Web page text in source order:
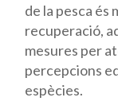
de la pesca és
recuperació,
mesures per
percepcions
espècies.